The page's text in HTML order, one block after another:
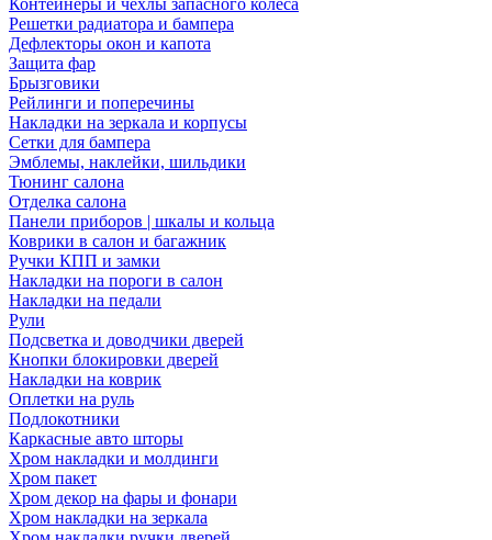
Контейнеры и чехлы запасного колеса
Решетки радиатора и бампера
Дефлекторы окон и капота
Защита фар
Брызговики
Рейлинги и поперечины
Накладки на зеркала и корпусы
Сетки для бампера
Эмблемы, наклейки, шильдики
Тюнинг салона
Отделка салона
Панели приборов | шкалы и кольца
Коврики в салон и багажник
Ручки КПП и замки
Накладки на пороги в салон
Накладки на педали
Рули
Подсветка и доводчики дверей
Кнопки блокировки дверей
Накладки на коврик
Оплетки на руль
Подлокотники
Каркасные авто шторы
Хром накладки и молдинги
Хром пакет
Хром декор на фары и фонари
Хром накладки на зеркала